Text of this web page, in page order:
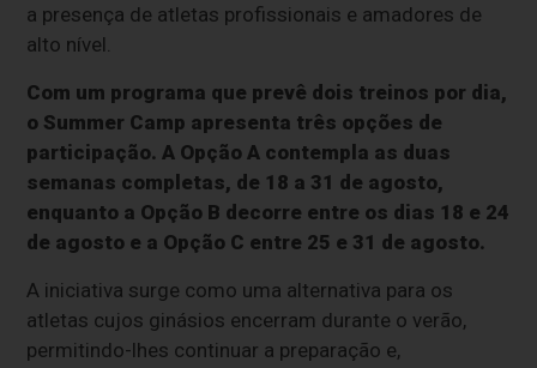
a presença de atletas profissionais e amadores de
alto nível.
Com um programa que prevê dois treinos por dia,
o Summer Camp apresenta três opções de
participação. A Opção A contempla as duas
semanas completas, de 18 a 31 de agosto,
enquanto a Opção B decorre entre os dias 18 e 24
de agosto e a Opção C entre 25 e 31 de agosto.
A iniciativa surge como uma alternativa para os
atletas cujos ginásios encerram durante o verão,
permitindo-lhes continuar a preparação e,